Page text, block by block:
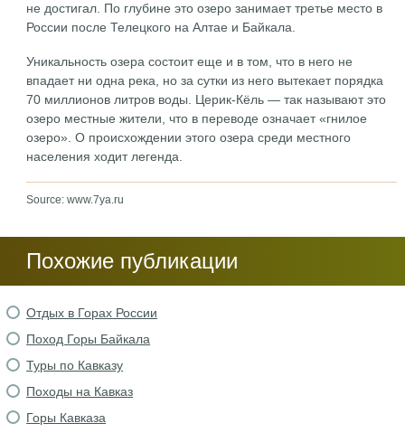
не достигал. По глубине это озеро занимает третье место в
России после Телецкого на Алтае и Байкала.
Уникальность озера состоит еще и в том, что в него не
впадает ни одна река, но за сутки из него вытекает порядка
70 миллионов литров воды. Церик-Кёль — так называют это
озеро местные жители, что в переводе означает «гнилое
озеро». О происхождении этого озера среди местного
населения ходит легенда.
Source: www.7ya.ru
Похожие публикации
Отдых в Горах России
Поход Горы Байкала
Туры по Кавказу
Походы на Кавказ
Горы Кавказа